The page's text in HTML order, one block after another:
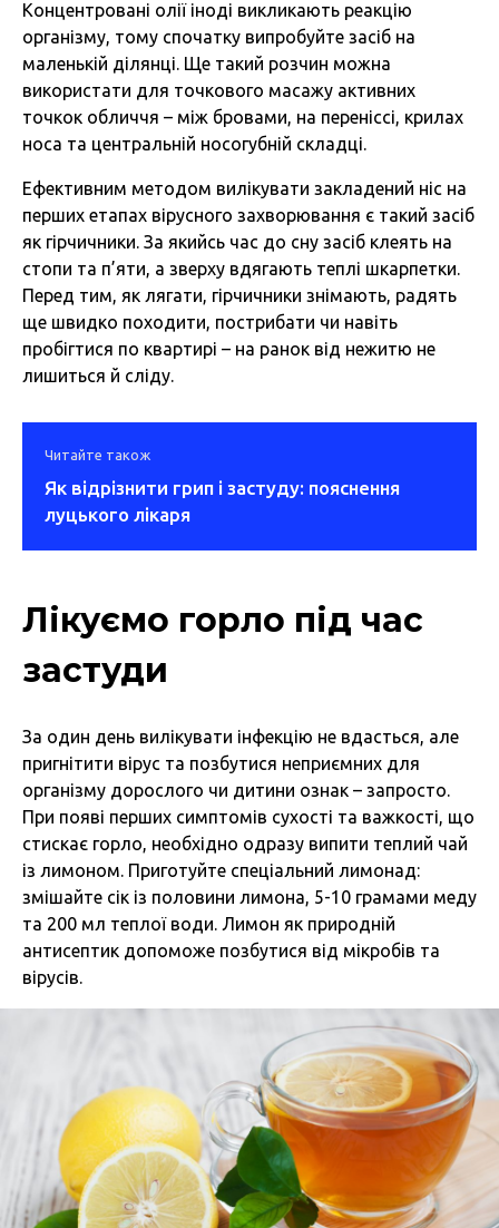
Концентровані олії іноді викликають реакцію
організму, тому спочатку випробуйте засіб на
маленькій ділянці. Ще такий розчин можна
використати для точкового масажу активних
точкок обличчя – між бровами, на переніссі, крилах
носа та центральній носогубній складці.
Ефективним методом вилікувати закладений ніс на
перших етапах вірусного захворювання є такий засіб
як гірчичники. За якийсь час до сну засіб клеять на
стопи та п’яти, а зверху вдягають теплі шкарпетки.
Перед тим, як лягати, гірчичники знімають, радять
ще швидко походити, пострибати чи навіть
пробігтися по квартирі – на ранок від нежитю не
лишиться й сліду.
Читайте також
Як відрізнити грип і застуду: пояснення
луцького лікаря
Лікуємо горло під час
застуди
За один день вилікувати інфекцію не вдасться, але
пригнітити вірус та позбутися неприємних для
організму дорослого чи дитини ознак – запросто.
При появі перших симптомів сухості та важкості, що
стискає горло, необхідно одразу випити теплий чай
із лимоном. Приготуйте спеціальний лимонад:
змішайте сік із половини лимона, 5-10 грамами меду
та 200 мл теплої води. Лимон як природній
антисептик допоможе позбутися від мікробів та
вірусів.